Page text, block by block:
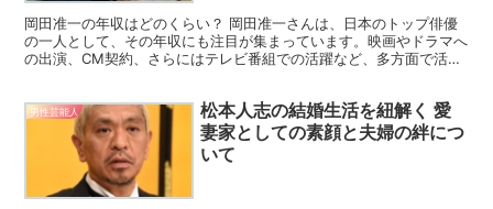
岡田准一の年収はどのくらい？ 岡田准一さんは、日本のトップ俳優
の一人として、その年収にも注目が集まっています。映画やドラマへ
の出演、CM契約、さらにはテレビ番組での活躍など、多方面で活躍
男性芸能人
松本人志の結婚生活を紐解く 愛
妻家としての素顔と夫婦の絆につ
いて